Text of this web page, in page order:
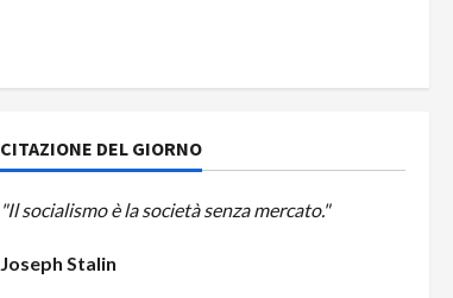
CITAZIONE DEL GIORNO
"Il socialismo è la società senza mercato."
Joseph Stalin